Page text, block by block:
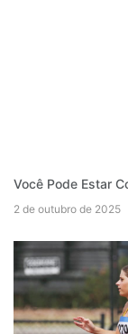
Você Pode Estar
2 de outubro de 2025